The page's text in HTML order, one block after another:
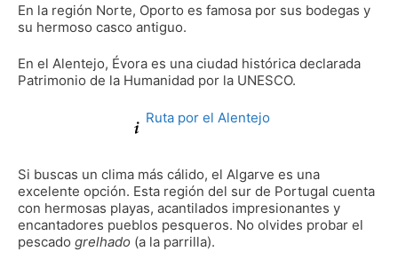
En la región Norte, Oporto es famosa por sus bodegas y
su hermoso casco antiguo.
En el Alentejo, Évora es una ciudad histórica declarada
Patrimonio de la Humanidad por la UNESCO.
Ruta por el Alentejo
Si buscas un clima más cálido, el Algarve es una
excelente opción. Esta región del sur de Portugal cuenta
con hermosas playas, acantilados impresionantes y
encantadores pueblos pesqueros. No olvides probar el
pescado grelhado (a la parrilla).